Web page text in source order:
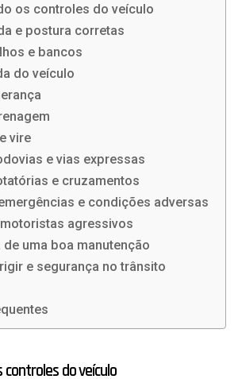
os controles do veículo
e postura corretas
e bancos
do veículo
vire
e vias expressas
e cruzamentos
e condições adversas
agressivos
uma boa manutenção
e segurança no trânsito
do veículo